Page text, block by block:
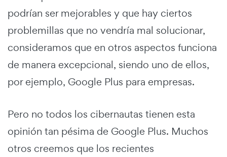
podrían ser mejorables y que hay ciertos
problemillas que no vendría mal solucionar,
consideramos que en otros aspectos funciona
de manera excepcional, siendo uno de ellos,
por ejemplo, Google Plus para empresas.
Pero no todos los cibernautas tienen esta
opinión tan pésima de Google Plus. Muchos
otros creemos que los recientes